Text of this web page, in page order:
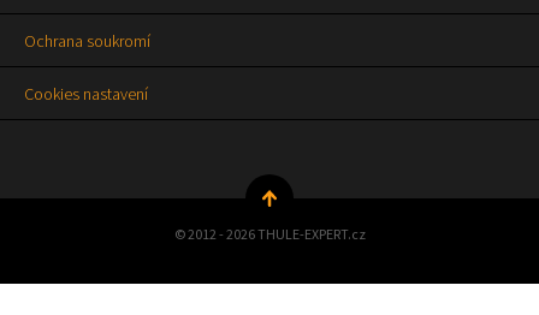
Ochrana soukromí
Cookies nastavení
© 2012 - 2026 THULE-EXPERT.cz